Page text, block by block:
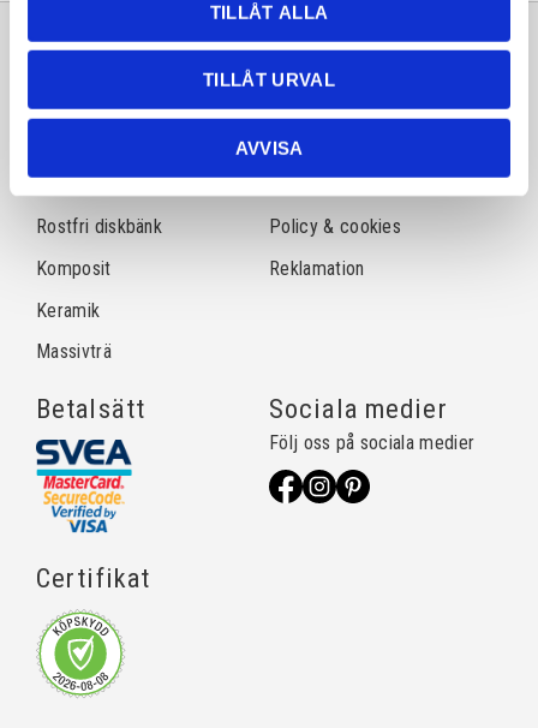
TILLÅT ALLA
TILLÅT URVAL
AVVISA
Sortiment
Natursten
Rostfri diskbänk
Komposit
Keramik
Massivträ
Information
Frågor & svar
Köpvillkor
Policy & cookies
Reklamation
Betalsätt
Certifikat
Sociala medier
Följ oss på sociala medier